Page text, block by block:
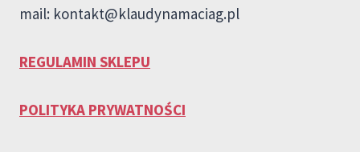
mail: kontakt@klaudynamaciag.pl
REGULAMIN SKLEPU
POLITYKA PRYWATNOŚCI